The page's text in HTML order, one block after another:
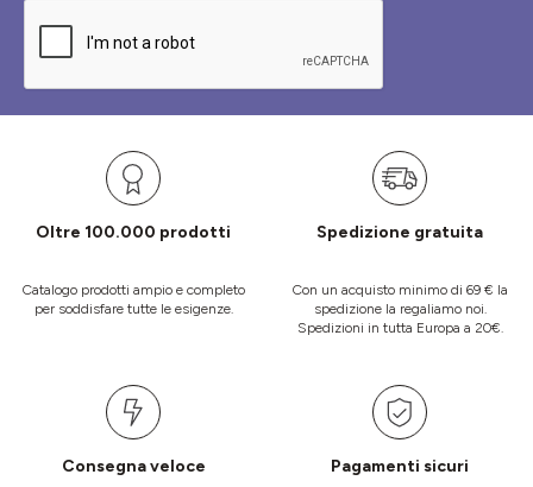
Oltre 100.000 prodotti
Catalogo prodotti ampio e completo
per soddisfare tutte le esigenze.
Spedizione gratuita
Con un acquisto minimo di 69 € la
spedizione la regaliamo noi.
Spedizioni in tutta Europa a 20€.
Consegna veloce Pagamenti sicuri